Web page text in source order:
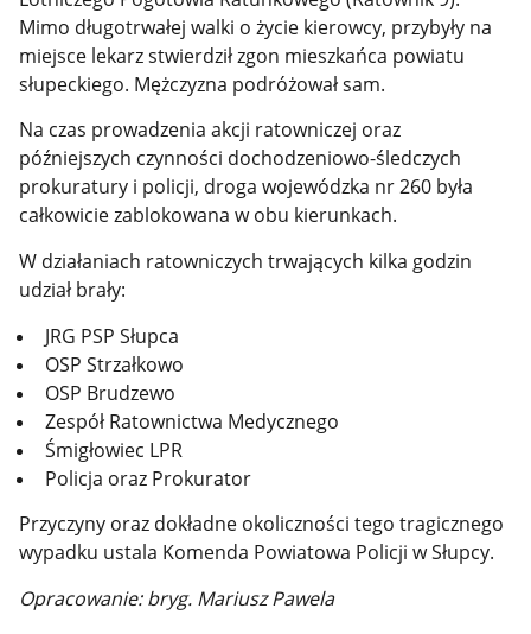
Mimo długotrwałej walki o życie kierowcy, przybyły na
miejsce lekarz stwierdził zgon mieszkańca powiatu
słupeckiego. Mężczyzna podróżował sam.
Na czas prowadzenia akcji ratowniczej oraz
późniejszych czynności dochodzeniowo-śledczych
prokuratury i policji, droga wojewódzka nr 260 była
całkowicie zablokowana w obu kierunkach.
W działaniach ratowniczych trwających kilka godzin
udział brały:
JRG PSP Słupca
OSP Strzałkowo
OSP Brudzewo
Zespół Ratownictwa Medycznego
Śmigłowiec LPR
Policja oraz Prokurator
Przyczyny oraz dokładne okoliczności tego tragicznego
wypadku ustala Komenda Powiatowa Policji w Słupcy.
Opracowanie: bryg. Mariusz Pawela